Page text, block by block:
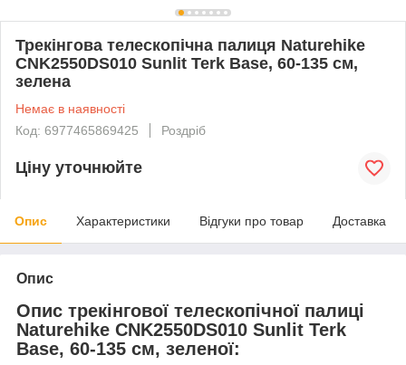
Трекінгова телескопічна палиця Naturehike
CNK2550DS010 Sunlit Terk Base, 60-135 см,
зелена
Немає в наявності
Код: 6977465869425
Роздріб
Ціну уточнюйте
Опис Характеристики Відгуки про товар Доставка
Опис
Опис трекінгової телескопічної палиці
Naturehike CNK2550DS010 Sunlit Terk
Base, 60-135 см, зеленої: